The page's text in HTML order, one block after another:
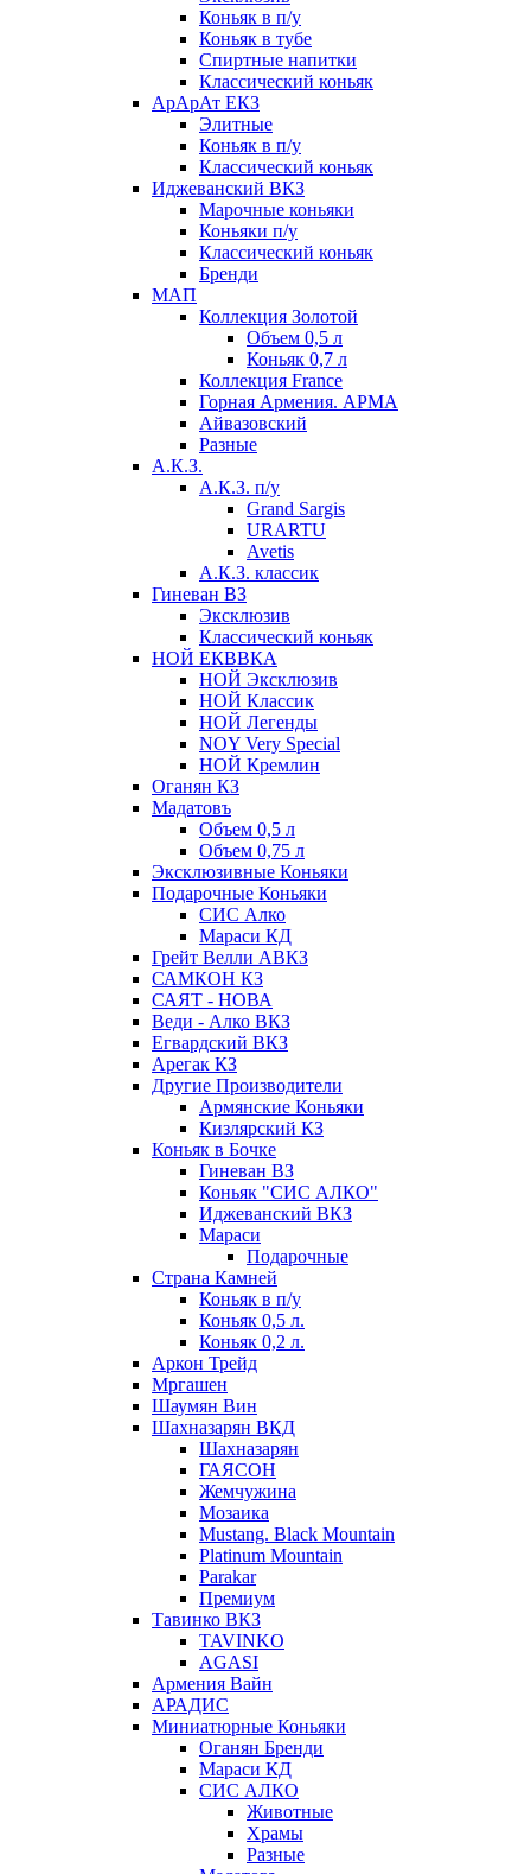
Коньяк в п/у
Коньяк в тубе
Спиртные напитки
Классический коньяк
АрАрАт ЕКЗ
Элитные
Коньяк в п/у
Классический коньяк
Иджеванский ВКЗ
Марочные коньяки
Коньяки п/у
Классический коньяк
Бренди
МАП
Коллекция Золотой
Объем 0,5 л
Коньяк 0,7 л
Коллекция France
Горная Армения. АРМА
Айвазовский
Разные
А.К.З.
А.К.З. п/у
Grand Sargis
URARTU
Avetis
А.К.З. классик
Гиневан ВЗ
Эксклюзив
Классический коньяк
НОЙ ЕКВВКА
НОЙ Эксклюзив
НОЙ Классик
НОЙ Легенды
NOY Very Speсial
НОЙ Кремлин
Оганян КЗ
Мадатовъ
Объем 0,5 л
Объем 0,75 л
Эксклюзивные Коньяки
Подарочные Коньяки
СИС Алко
Мараси КД
Грейт Велли АВКЗ
САМКОН КЗ
САЯТ - НОВА
Веди - Алко ВКЗ
Егвардский ВКЗ
Арегак КЗ
Другие Производители
Армянские Коньяки
Кизлярский КЗ
Коньяк в Бочке
Гиневан ВЗ
Коньяк "СИС АЛКО"
Иджеванский ВКЗ
Мараси
Подарочные
Страна Камней
Коньяк в п/у
Коньяк 0,5 л.
Коньяк 0,2 л.
Аркон Трейд
Мргашен
Шаумян Вин
Шахназарян ВКД
Шахназарян
ГАЯСОН
Жемчужина
Мозаика
Mustang. Black Mountain
Platinum Mountain
Parakar
Премиум
Тавинко ВКЗ
TAVINKO
AGASI
Армения Вайн
АРАДИС
Миниатюрные Коньяки
Оганян Бренди
Мараси КД
СИС АЛКО
Животные
Храмы
Разные